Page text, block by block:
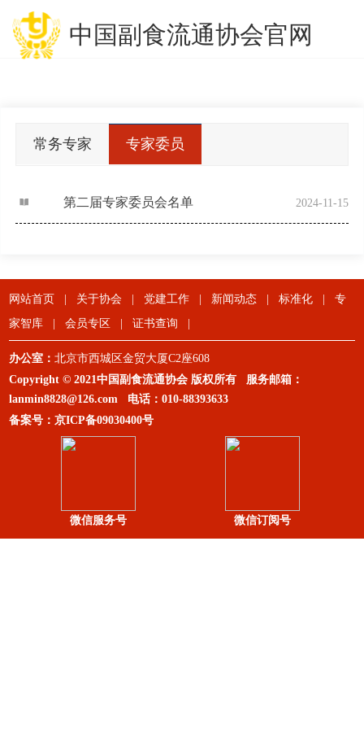
中国副食流通协会官网
常务专家 专家委员
第二届专家委员会名单 2024-11-15
网站首页 关于协会 党建工作 新闻动态 标准化
专
家智库
会员专区 证书查询
办公室：北京市西城区金贸大厦C2座608
Copyright © 2021中国副食流通协会 版权所有 服务邮箱：
lanmin8828@126.com 电话：010-88393633
备案号：京ICP备09030400号
微信服务号 微信订阅号